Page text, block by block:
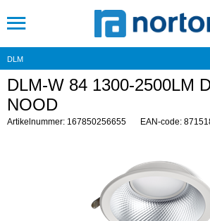
DLM
DLM-W 84 1300-2500LM
NOOD
Artikelnummer: 167850256655 EAN-code: